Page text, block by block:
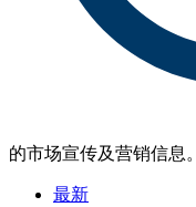
的市场宣传及营销信息。
最新